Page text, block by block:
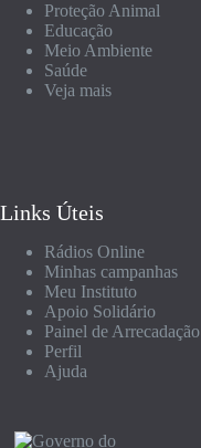
Proteção Animal
Educação
Meio Ambiente
Saúde
Veja mais
Links Úteis
Rádios Online
Minhas campanhas
Meu Instituto
Apoio Solidário
Painel de Arrecadação
Perfil
Ajuda